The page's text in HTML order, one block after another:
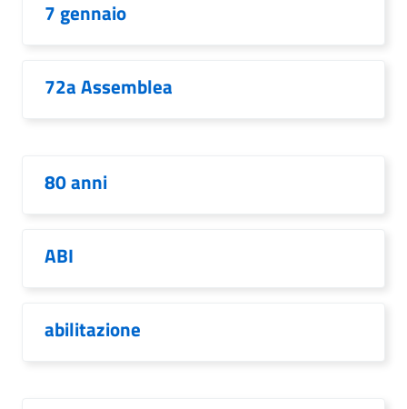
7 gennaio
72a Assemblea
80 anni
ABI
abilitazione